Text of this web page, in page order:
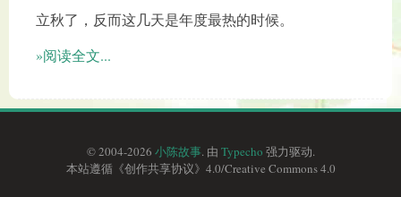
立秋了，反而这几天是年度最热的时候。
»阅读全文...
© 2004-2026 小陈故事. 由 Typecho 强力驱动.
本站遵循《创作共享协议》4.0/Creative Commons 4.0